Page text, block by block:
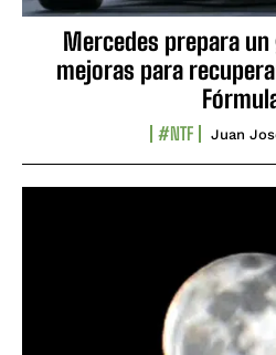
Mercedes prepara
mejoras para
#NTF Juan